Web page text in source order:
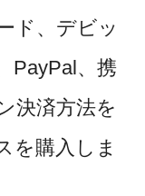
ド、デビッ
PayPal、携
決済方法を
を購入しま